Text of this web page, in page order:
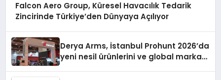
Falcon Aero Group, Küresel Havacılık Tedarik
Zincirinde Türkiye’den Dünyaya Açılıyor
Derya Arms, İstanbul Prohunt 2026’da
yeni nesil ürünlerini ve global marka